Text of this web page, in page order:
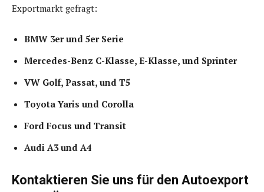
Exportmarkt gefragt:
BMW 3er und 5er Serie
Mercedes-Benz C-Klasse, E-Klasse, und Sprinter
VW Golf, Passat, und T5
Toyota Yaris und Corolla
Ford Focus und Transit
Audi A3 und A4
Kontaktieren Sie uns für den Autoexport